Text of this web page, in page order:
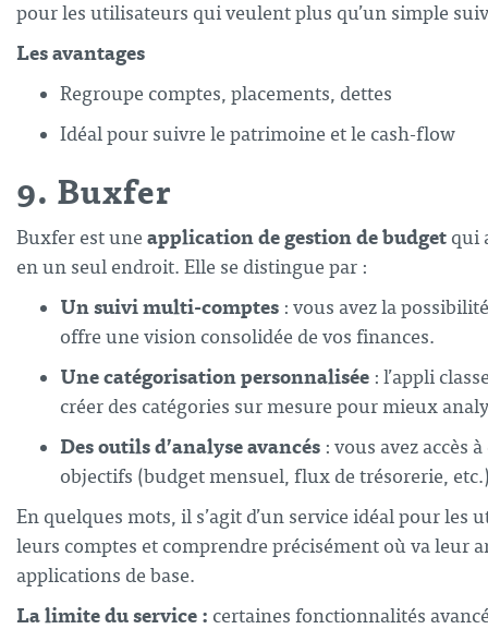
pour les utilisateurs qui veulent plus qu’un simple
Les avantages
Regroupe comptes, placements, dettes
Idéal pour suivre le patrimoine et le cash-flow
9. Buxfer
Buxfer est une application de gestion de budget qui
en un seul endroit. Elle se distingue par :
Un suivi multi-comptes : vous avez la
offre une vision consolidée de vos finances.
Une catégorisation personnalisée : l’appli
créer des catégories sur mesure pour mieux
Des outils d’analyse avancés : vous avez accès
objectifs (budget mensuel, flux de trésorerie,
En quelques mots, il s’agit d’un service idéal pour
leurs comptes et comprendre précisément où va leur
applications de base.
La limite du service : certaines fonctionnalités